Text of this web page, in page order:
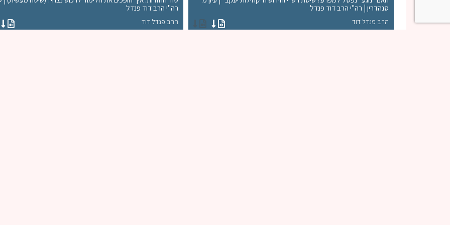
סנהדרין | רה"י הרב דוד פנדל
הרב פנדל דוד
רה"י הרב דוד פנדל
הרב פנדל דוד